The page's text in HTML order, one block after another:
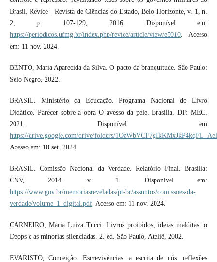
Brasil. Revice - Revista de Ciências do Estado, Belo Horizonte, v. 1, n.
2, p. 107-129, 2016. Disponível em:
https://periodicos.ufmg.br/index.php/revice/article/view/e5010. Acesso
em: 11 nov. 2024.
BENTO, Maria Aparecida da Silva. O pacto da branquitude. São Paulo:
Selo Negro, 2022.
BRASIL. Ministério da Educação. Programa Nacional do Livro
Didático. Parecer sobre a obra O avesso da pele. Brasília, DF: MEC,
2021. Disponível em
https://drive.google.com/drive/folders/
Acesso em: 18 set. 2024.
BRASIL. Comissão Nacional da Verdade. Relatório Final. Brasília:
CNV, 2014. v. 1. Disponível em:
https://www.gov.br/memoriasreveladas/pt-br/assuntos/comissoes-da-
verdade/volume_1_digital.pdf. Acesso em: 11 nov. 2024.
CARNEIRO, Maria Luiza Tucci. Livros proibidos, ideias malditas: o
Deops e as minorias silenciadas. 2. ed. São Paulo, Ateliê, 2002.
EVARISTO, Conceição. Escrevivências: a escrita de nós: reflexões